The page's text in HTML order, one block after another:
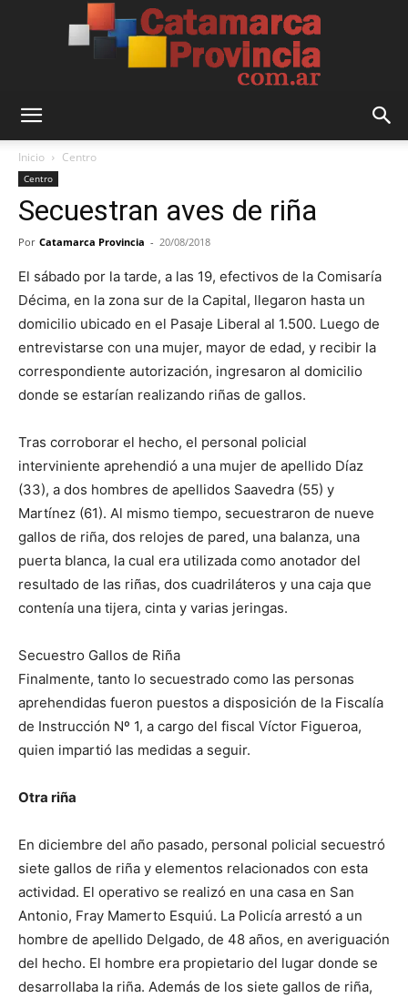
Provincia
Inicio Centro
Centro
Secuestran aves de riña
Por Catamarca Provincia - 20/08/2018
El sábado por la tarde, a las 19, efectivos de la Comisaría
Décima, en la zona sur de la Capital, llegaron hasta un
domicilio ubicado en el Pasaje Liberal al 1.500. Luego de
entrevistarse con una mujer, mayor de edad, y recibir la
correspondiente autorización, ingresaron al domicilio
donde se estarían realizando riñas de gallos.
Tras corroborar el hecho, el personal policial
interviniente aprehendió a una mujer de apellido Díaz
(33), a dos hombres de apellidos Saavedra (55) y
Martínez (61). Al mismo tiempo, secuestraron de nueve
gallos de riña, dos relojes de pared, una balanza, una
puerta blanca, la cual era utilizada como anotador del
resultado de las riñas, dos cuadriláteros y una caja que
contenía una tijera, cinta y varias jeringas.
Secuestro Gallos de Riña
Finalmente, tanto lo secuestrado como las personas
aprehendidas fueron puestos a disposición de la Fiscalía
de Instrucción Nº 1, a cargo del fiscal Víctor Figueroa,
quien impartió las medidas a seguir.
Otra riña
En diciembre del año pasado, personal policial secuestró
siete gallos de riña y elementos relacionados con esta
actividad. El operativo se realizó en una casa en San
Antonio, Fray Mamerto Esquiú. La Policía arrestó a un
hombre de apellido Delgado, de 48 años, en averiguación
del hecho. El hombre era propietario del lugar donde se
desarrollaba la riña. Además de los siete gallos de riña,